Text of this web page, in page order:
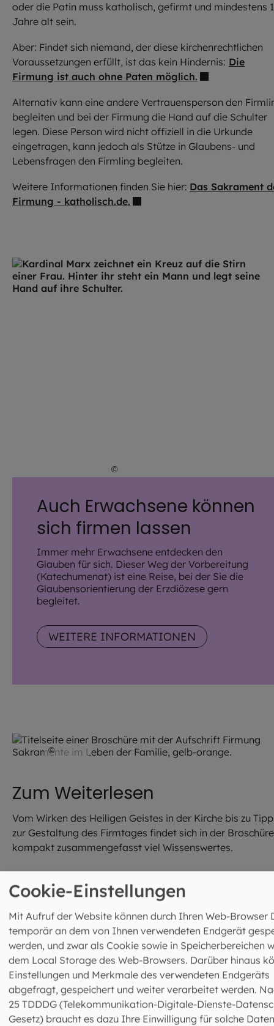
oder die Patin muss katholisch, gefirmt und mindestens
Jahre alt sein.
Aber: Findet sich niemand, der diese kirchenrechtlichen
Voraussetzungen erfüllt, ist das kein Hindernis: Die
Firmung ist auch ohne Paten möglich.
Alternativ kann eine andere Vertrauensperson den
begleiten und bei der Firmung die Hand auf die Schulter
legen. Diese Person wird nicht offiziell in die Urkunde
eingetragen, kann jedoch als Stütze in Glaubens- und
Lebensfragen den Firmling begleiten.
Weitere Informationen finden Sie hier: Das Sakrament
Firmung - katholisch.de.
©
Auch Erwachsene können
sich firmen lassen
Immer mehr Erwachsene entdecken den
Glauben für sich. Dieser Weg der Vorbereitung
(Katechumenat) ist eine Reise, bei der Sie die
Glaubensorientierung der Erzdiözese gern
begleitet.
WEITERE INFORMATIONEN
© EOM
Zum Weiterlesen
Vom Wirken des Heiligen Geistes in der Kirche bis zu
zur Gestaltung des Firmtages findet sich in der Broschüre
kompakt zusammengefasst viel Wissenswertes.
Broschüre bestellen
Cookie-Einstellungen
Mit Aufruf der Website können durch Ihren Web-Browser
temporär an dem von Ihnen verwendeten Endgerät
werden, und zwar als Cookie sowie in Speicherbereichen
dem Local Storage des Web-Browsers. Darüber hinaus
Einstellungen und Merkmale des verwendeten Endgeräts
abgefragt, gespeichert und weiter verarbeitet werden.
25 TDDDG (Telekommunikation-Digitale-Dienste-
Gesetz) braucht es dazu Ihre Einwilligung für solche